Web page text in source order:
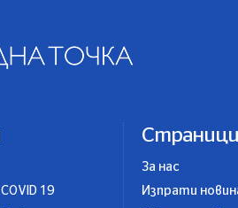
COVID 19
Страници
За нас
Изпрати